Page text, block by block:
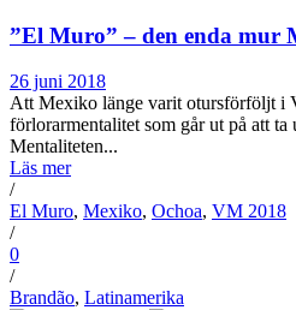
”El Muro” – den enda mur
26 juni 2018
Att Mexiko länge varit otursförföljt i
förlorarmentalitet som går ut på att
Mentaliteten...
Läs mer
/
El Muro, Mexiko, Ochoa, VM 2018
/
0
/
Brandão, Latinamerika